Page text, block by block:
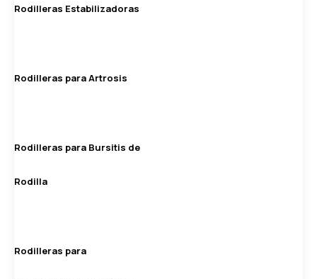
Rodilleras Estabilizadoras
Rodilleras para Artrosis
Rodilleras para Bursitis de
Rodilla
Rodilleras para